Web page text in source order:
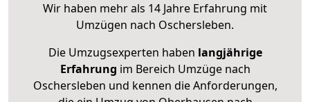
Wir haben mehr als 14 Jahre Erfahrung mit
Umzügen nach Oschersleben.
Die Umzugsexperten haben langjährige
Erfahrung im Bereich Umzüge nach
Oschersleben und kennen die Anforderungen,